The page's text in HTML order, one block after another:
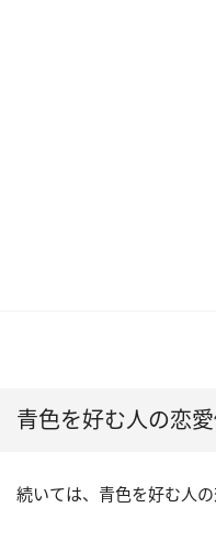
青色を好む人の恋
続いては、青色を好む人の